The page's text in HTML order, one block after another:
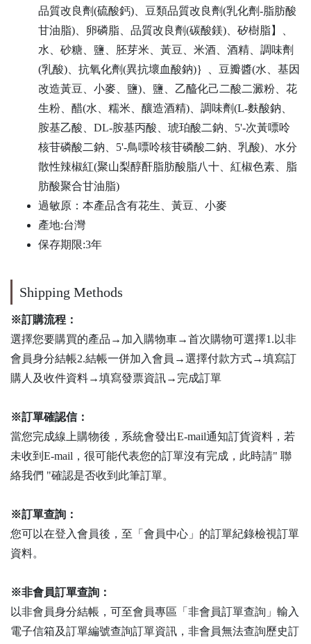
品質改良劑(硫酸鈣)、豆類品質改良劑(乳化劑-脂肪酸
甘油脂)、卵磷脂、品質改良劑(碳酸鎂)、矽樹脂】、
水、砂糖、鹽、胚芽米、黃豆、米酒、酒精、調味劑
(乳酸)、抗氧化劑(異抗壞血酸鈉)｝、豆瓣醬(水、基因
改造黃豆、小麥、鹽)、鹽、乙醯化己二酸二澱粉、花
生粉、醋(水、糯米、釀造酒精)、調味劑(L-麩酸鈉、
胺基乙酸、DL-胺基丙酸、琥珀酸二鈉、5'-次黃嘌呤
核苷磷酸二鈉、5'-鳥嘌呤核苷磷酸二鈉、乳酸)、水分
散性辣椒紅(聚山梨醇酐脂肪酸脂八十、紅椒色素、脂
肪酸聚合甘油脂)
過敏原：本產品含有花生、黃豆、小麥
產地:台灣
保存期限:3年
Shipping Methods
※訂購流程：
選擇您要購買的產品→加入購物車→首次購物可選擇1.以非
會員身分結帳2.結帳一併加入會員→選擇付款方式→填寫訂
購人及收件資料→填寫發票資訊→完成訂單
※訂單確認信：
當您完成線上購物後，系統會發出E-mail通知訂貨資料，若
未收到E-mail，很可能代表您的訂單沒有完成，此時請" 聯
絡我們 "確認是否收到此筆訂單。
※訂單查詢：
您可以在登入會員後，至「會員中心」的訂單紀錄檢視訂單
資料。
※非會員訂單查詢：
以非會員身分結帳，可至會員專區「非會員訂單查詢」輸入
電子信箱及訂單編號查詢訂單資訊，非會員無法查詢歷史訂